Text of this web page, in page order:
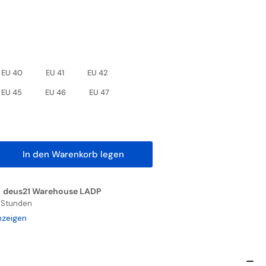
EU 40 EU 41
EU 42
EU 45 EU 46
EU 47
In den Warenkorb legen
deus21 Warehouse LADP